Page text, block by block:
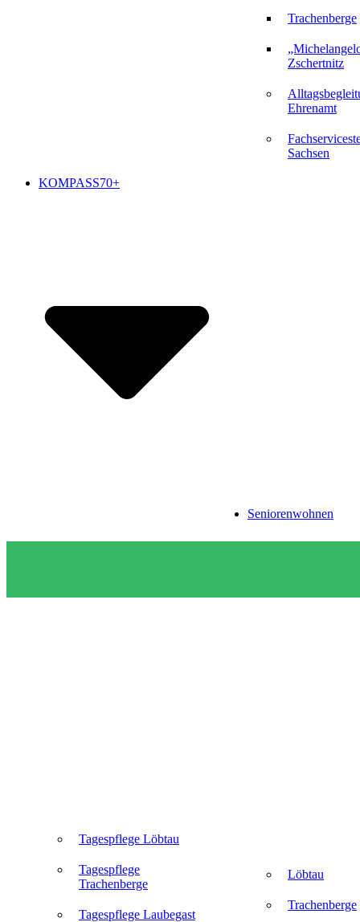
KOMPASS70+
Tagespflege Löbtau
Tagespflege
Trachenberge
Tagespflege Laubegast
Trachenberge
Zschertnitz
Ehrenamt
Sachsen
Seniorenwohnen
Löbtau
Trachenberge